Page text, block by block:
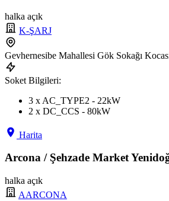
halka açık
K-ŞARJ
Gevhernesibe Mahallesi Gök Sokağı
Soket Bilgileri:
3 x AC_TYPE2 - 22kW
2 x DC_CCS - 80kW
Harita
Arcona / Şehzade Market
halka açık
AARCONA